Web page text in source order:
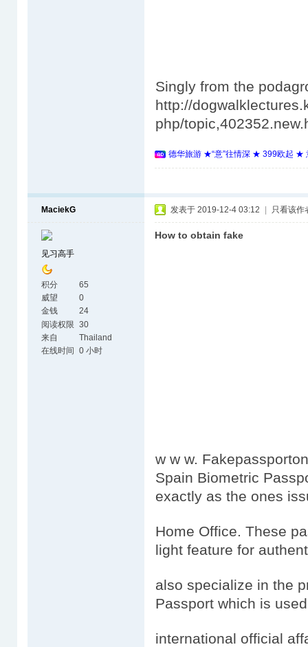
Singly from the
http://
php/
德华旅游 ★“意”往情深 ★ 399欧起 ★
MaciekG
见习高手
积分
65
威望
0
金钱
24
阅读权限 30
来自
Thailand
在线时间
0 小时
发表于 2019-12-4 03:12 只看该作
How to obtain fake
w w w.
Spain Biometric
exactly as the ones
Home Office. These
light feature for
also specialize in the
Passport which is
international official